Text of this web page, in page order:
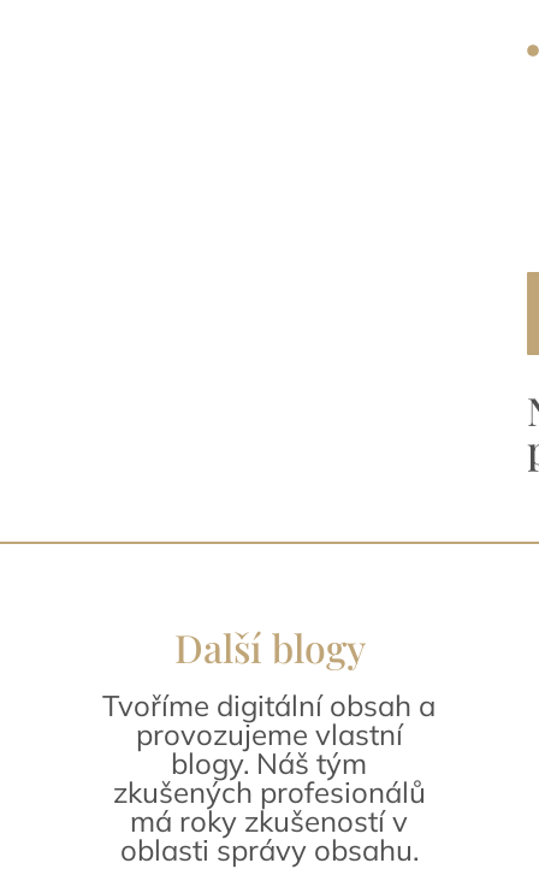
Další blogy
Tvoříme digitální obsah a
provozujeme vlastní
blogy. Náš tým
zkušených profesionálů
má roky zkušeností v
oblasti správy obsahu.